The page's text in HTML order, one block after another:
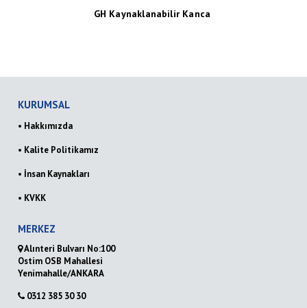
GH Kaynaklanabilir Kanca
KURUMSAL
• Hakkımızda
• Kalite Politikamız
• İnsan Kaynakları
• KVKK
MERKEZ
Alınteri Bulvarı No:100
Ostim OSB Mahallesi
Yenimahalle/ANKARA
0312 385 30 30